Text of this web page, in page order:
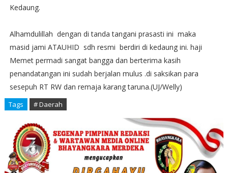
Kedaung.
Alhamdulillah dengan di tanda tangani prasasti ini maka
masid jami ATAUHID sdh resmi berdiri di kedaung ini. haji
Memet permadi sangat bangga dan berterima kasih
penandatangan ini sudah berjalan mulus .di saksikan para
sesepuh RT RW dan remaja karang taruna.(UJ/Welly)
Tags # Daerah